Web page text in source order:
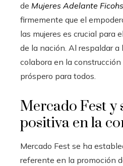
de Mujeres Adelante
firmemente que el
las mujeres es crucial para
de la nación. Al respaldar a
colabora en la construcción
próspero para todos.
Mercado Fest y
positiva en la
Mercado Fest se ha
referente en la promoción